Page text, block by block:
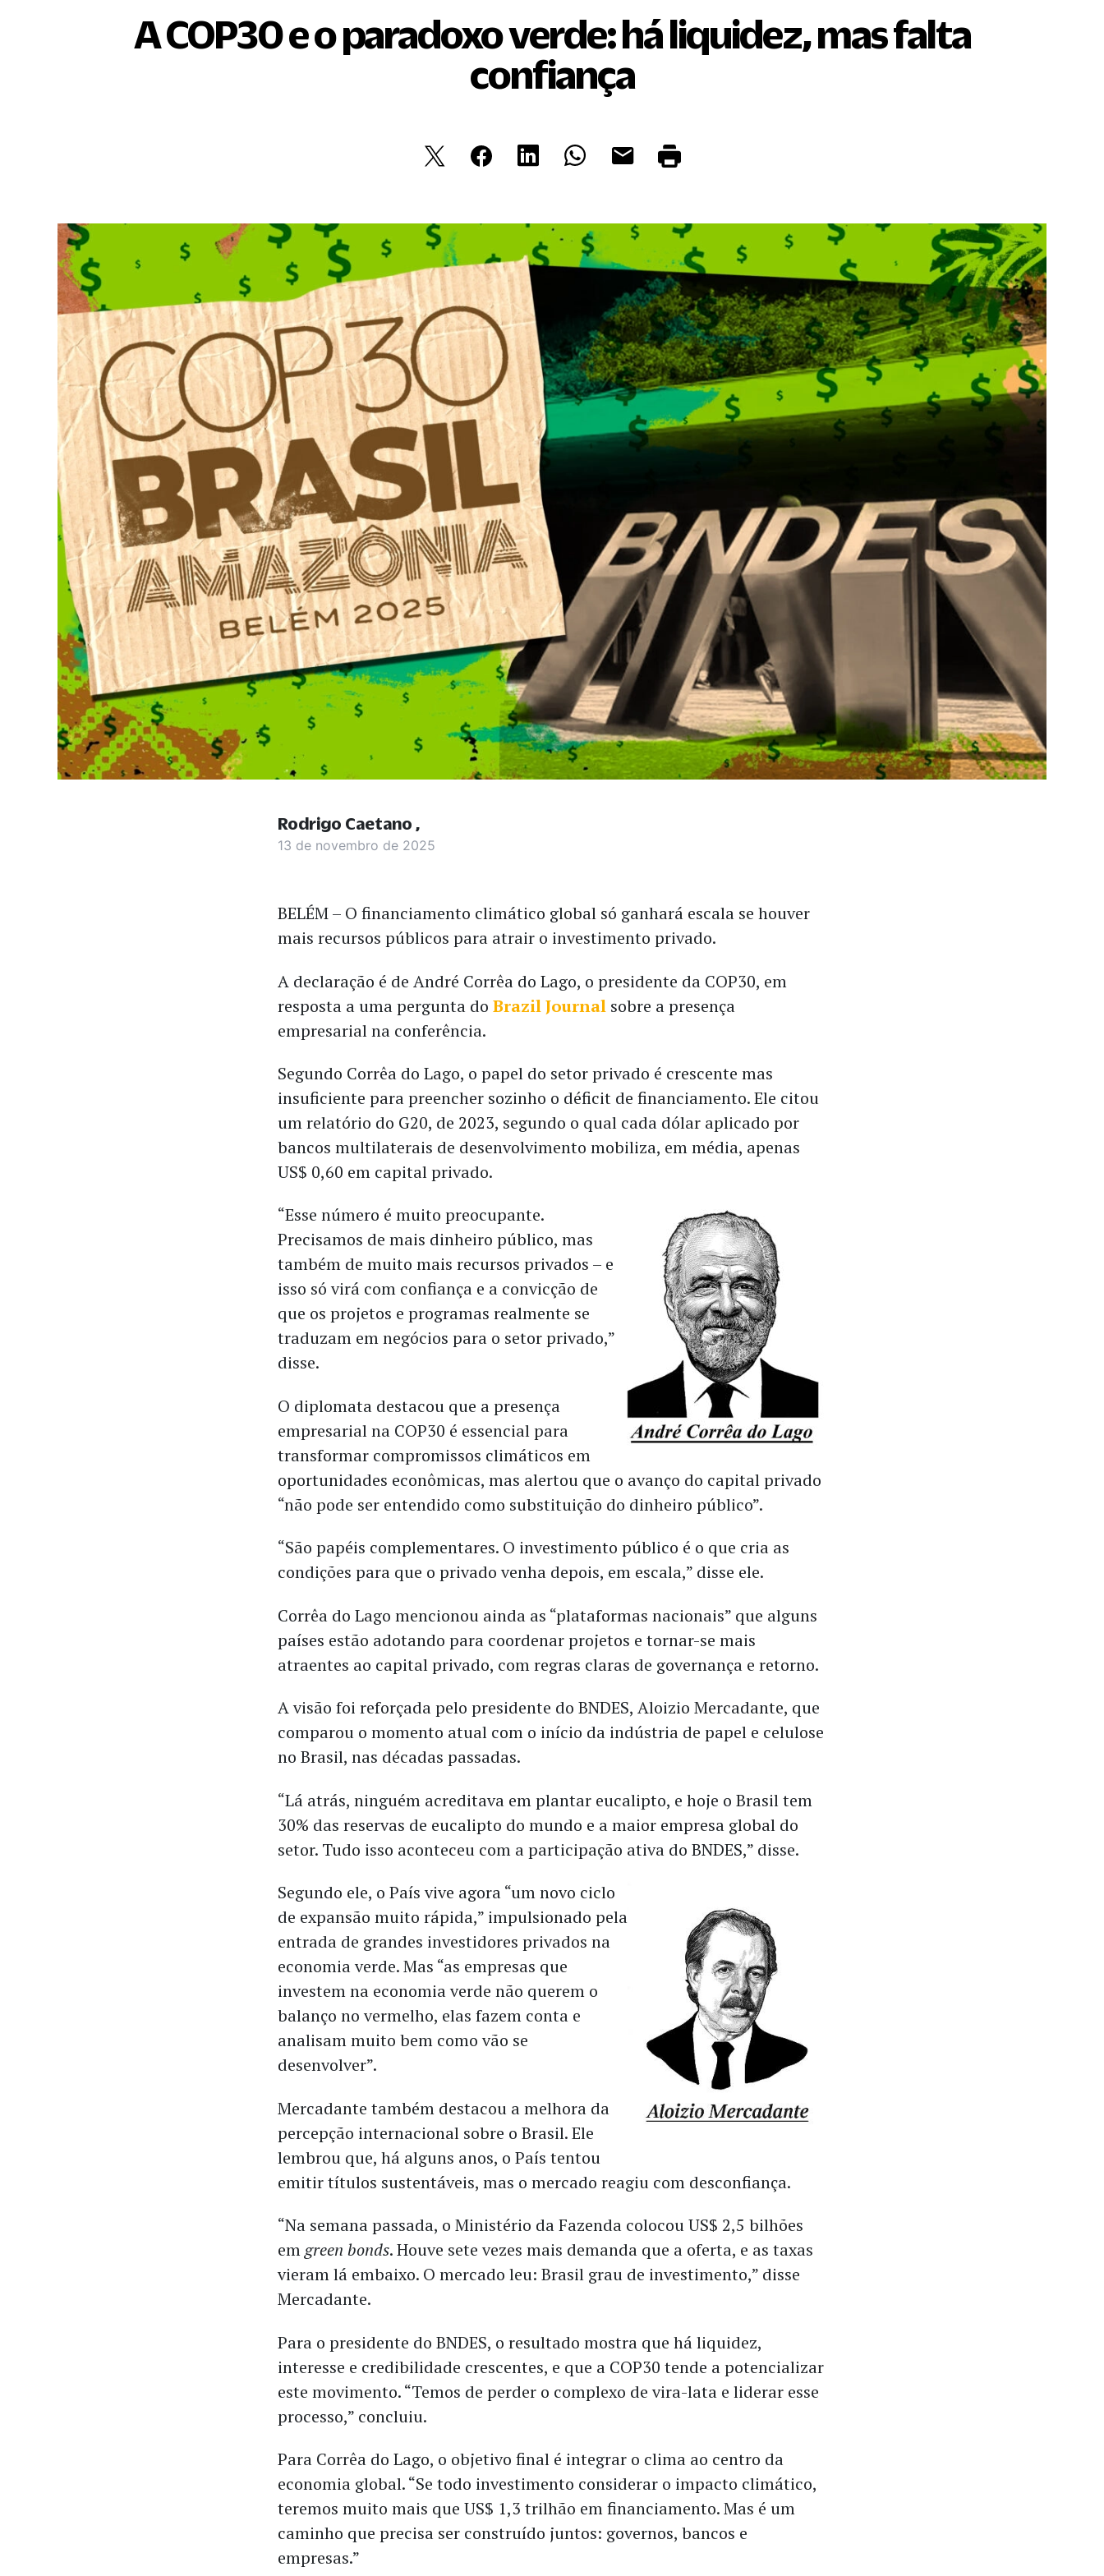
A COP30 e o paradoxo verde: há liquidez, mas falta
confiança
13 de novembro de 2025
BELÉM – O financiamento climático global só ganhará escala se houver
mais recursos públicos para atrair o investimento privado.
A declaração é de André Corrêa do Lago, o presidente da COP30, em
resposta a uma pergunta do Brazil Journal sobre a presença
empresarial na conferência.
Segundo Corrêa do Lago, o papel do setor privado é crescente mas
insuficiente para preencher sozinho o déficit de financiamento. Ele citou
um relatório do G20, de 2023, segundo o qual cada dólar aplicado por
bancos multilaterais de desenvolvimento mobiliza, em média, apenas
US$ 0,60 em capital privado.
“Esse número é muito preocupante.
Precisamos de mais dinheiro público, mas
também de muito mais recursos privados – e
isso só virá com confiança e a convicção de
que os projetos e programas realmente se
traduzam em negócios para o setor privado,”
disse.
O diplomata destacou que a presença
empresarial na COP30 é essencial para
transformar compromissos climáticos em
oportunidades econômicas, mas alertou que o avanço do capital privado
“não pode ser entendido como substituição do dinheiro público”.
“São papéis complementares. O investimento público é o que cria as
condições para que o privado venha depois, em escala,” disse ele.
Corrêa do Lago mencionou ainda as “plataformas nacionais” que alguns
países estão adotando para coordenar projetos e tornar-se mais
atraentes ao capital privado, com regras claras de governança e retorno.
A visão foi reforçada pelo presidente do BNDES, Aloizio Mercadante, que
comparou o momento atual com o início da indústria de papel e celulose
no Brasil, nas décadas passadas.
“Lá atrás, ninguém acreditava em plantar eucalipto, e hoje o Brasil tem
30% das reservas de eucalipto do mundo e a maior empresa global do
setor. Tudo isso aconteceu com a participação ativa do BNDES,” disse.
Segundo ele, o País vive agora “um novo ciclo
de expansão muito rápida,” impulsionado pela
entrada de grandes investidores privados na
economia verde. Mas “as empresas que
investem na economia verde não querem o
balanço no vermelho, elas fazem conta e
analisam muito bem como vão se
desenvolver”.
Mercadante também destacou a melhora da
percepção internacional sobre o Brasil. Ele
lembrou que, há alguns anos, o País tentou
emitir títulos sustentáveis, mas o mercado reagiu com desconfiança.
“Na semana passada, o Ministério da Fazenda colocou US$ 2,5 bilhões
emgreen bonds. Houve sete vezes mais demanda que a oferta, e as taxas
vieram lá embaixo. O mercado leu: Brasil grau de investimento,” disse
Mercadante.
Para o presidente do BNDES, o resultado mostra que há liquidez,
interesse e credibilidade crescentes, e que a COP30 tende a potencializar
este movimento. “Temos de perder o complexo de vira-lata e liderar esse
processo,” concluiu.
Para Corrêa do Lago, o objetivo final é integrar o clima ao centro da
economia global. “Se todo investimento considerar o impacto climático,
teremos muito mais que US$ 1,3 trilhão em financiamento. Mas é um
caminho que precisa ser construído juntos: governos, bancos e
empresas.”
Rodrigo Caetano